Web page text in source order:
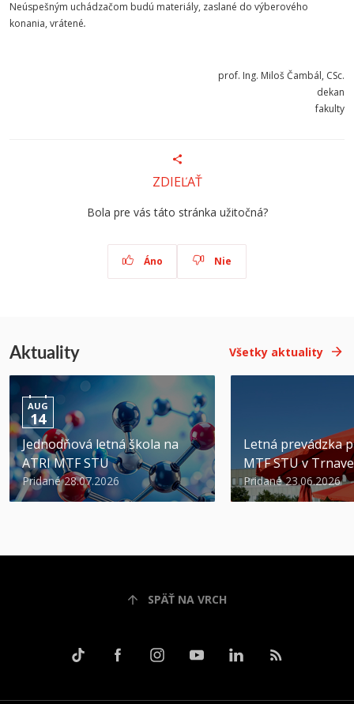
Neúspešným uchádzačom budú materiály, zaslané do výberového
konania, vrátené.
prof. Ing. Miloš Čambál, CSc.
dekan
fakulty
ZDIEĽAŤ
Bola pre vás táto stránka užitočná?
Áno Nie
Aktuality Všetky aktuality
AUG
14
Jednodňová letná škola na
ATRI MTF STU
Pridané 28.07.2026
Letná prevádzka
MTF STU v Trnave
Pridané 23.06.2026
SPÄŤ NA VRCH